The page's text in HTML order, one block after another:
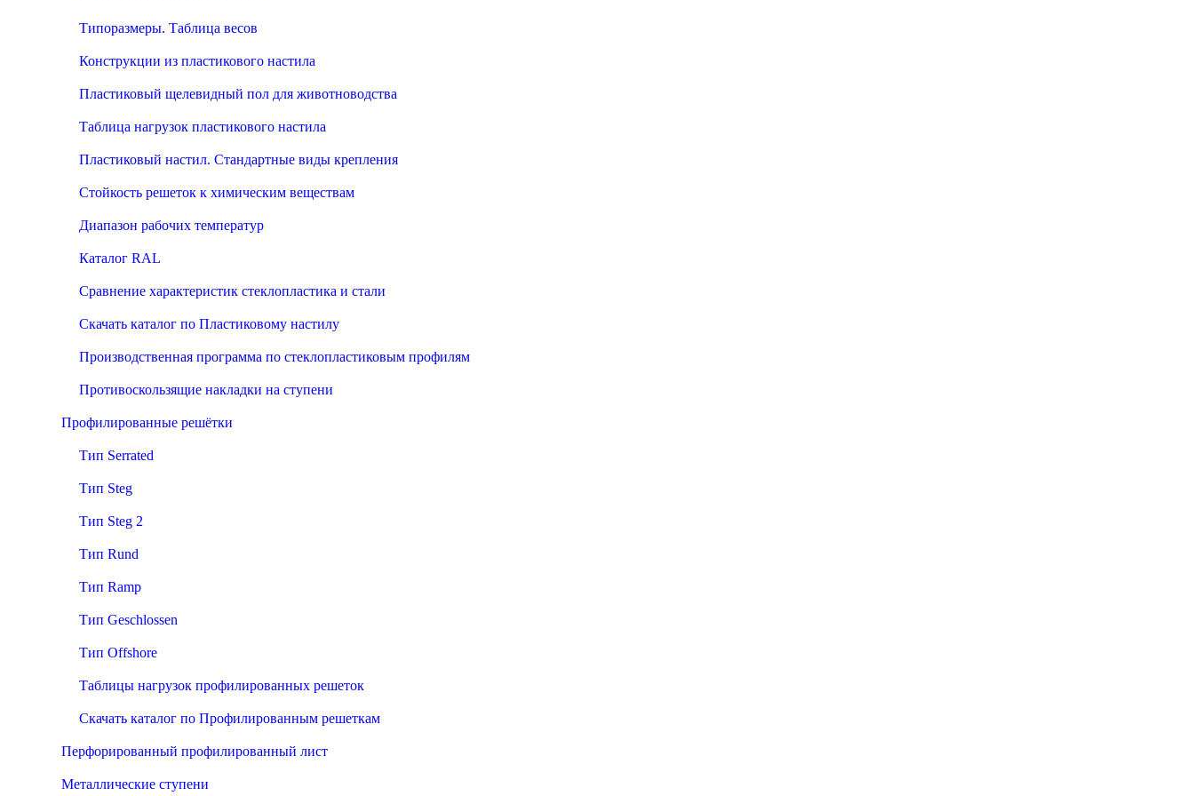
Типоразмеры. Таблица весов
Конструкции из пластикового настила
Пластиковый щелевидный пол для животноводства
Таблица нагрузок пластикового настила
Пластиковый настил. Стандартные виды крепления
Стойкость решеток к химическим веществам
Диапазон рабочих температур
Каталог RAL
Сравнение характеристик стеклопластика и стали
Скачать каталог по Пластиковому настилу
Производственная программа по стеклопластиковым профилям
Противоскользящие накладки на ступени
Профилированные решётки
Тип Serrated
Тип Steg
Тип Steg 2
Тип Rund
Тип Ramp
Тип Geschlossen
Тип Offshore
Таблицы нагрузок профилированных решеток
Скачать каталог по Профилированным решеткам
Перфорированный профилированный лист
Металлические ступени